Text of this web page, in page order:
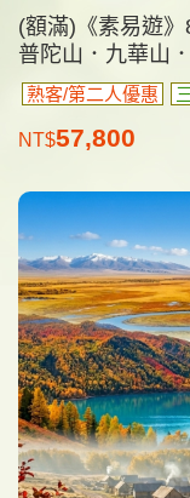
(額滿)《素易遊
普陀山．九華山
熟客/第二人優惠
NT$57,800